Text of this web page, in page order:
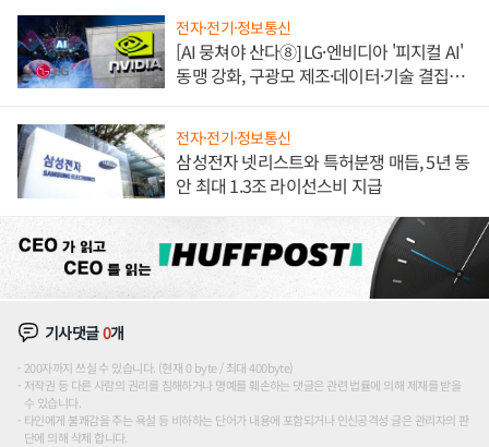
전자·전기·정보통신
[AI 뭉쳐야 산다⑧] LG·엔비디아 '피지컬 AI'
동맹 강화, 구광모 제조·데이터·기술 결집
전자·전기·정보통신
삼성전자 넷리스트와 특허분쟁 매듭, 5년 동
안 최대 1.3조 라이선스비 지급
기사댓글0개
200자까지 쓰실 수 있습니다. (현재 0 byte / 최대 400byte)
저작권 등 다른 사람의 권리를 침해하거나 명예를 훼손하는 댓글은 관련 법률에 의해 제재를 받을
수 있습니다.
타인에게 불쾌감을 주는 욕설 등 비하하는 단어가 내용에 포함되거나 인신공격성 글은 관리자의 판
단에 의해 삭제 합니다.